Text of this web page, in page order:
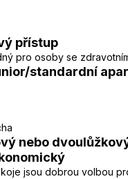
přístup
pro osoby se
standardní
nebo
jsou dobrou volbou